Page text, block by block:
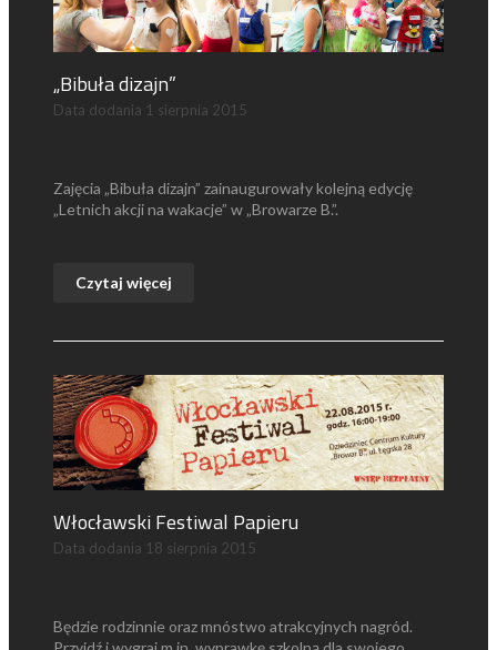
„Bibuła dizajn”
Data dodania 1 sierpnia 2015
Zajęcia „Bibuła dizajn” zainaugurowały kolejną edycję
„Letnich akcji na wakacje” w „Browarze B.”.
Czytaj więcej
Włocławski Festiwal Papieru
Data dodania 18 sierpnia 2015
Będzie rodzinnie oraz mnóstwo atrakcyjnych nagród.